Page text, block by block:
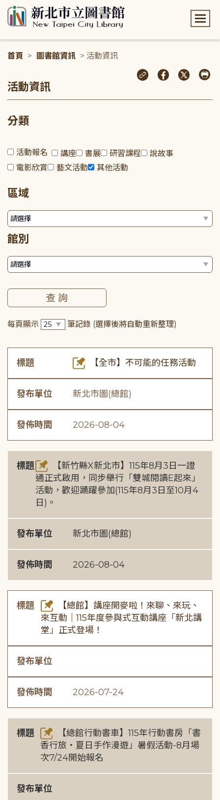
首頁 > 圖書館資訊 > 活動資訊
活動資訊
分類
活動報名 講座 書展 研習課程
說故事
電影欣賞
藝文活動 其他活動
區域
館別
每頁顯示 筆記錄 (選擇後將自動重新整理)
標題 【全市】不可能的任務活動
發布單位 新北市圖(總館)
發佈時間 2026-08-04
標題
【新竹縣X新北市】115年8月3日一證
通正式啟用，同步舉行「雙城閱讀E起來」
活動，歡迎踴躍參加(115年8月3日至10月4
日)。
發布單位 新北市圖(總館)
發佈時間 2026-08-04
標題
【總館】講座開麥啦！來聊、來玩、
來互動｜115年度參與式互動講座「新北講
堂」正式登場！
發布單位
發佈時間 2026-07-24
標題
【總館行動書車】115年行動書房「書
香行旅・夏日手作漫遊」暑假活動-8月場
次7/24開始報名
發布單位